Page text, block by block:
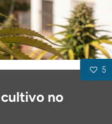
no
5